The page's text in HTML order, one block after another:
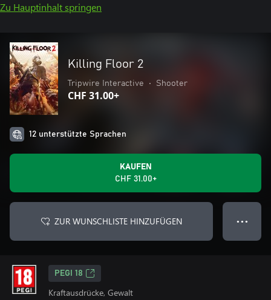
Zu Hauptinhalt springen
Killing Floor 2
Tripwire Interactive • Shooter
CHF 31.00+
12 unterstützte Sprachen
KAUFEN
CHF 31.00+
ZUR WUNSCHLISTE HINZUFÜGEN ● ● ●
PEGI 18
Kraftausdrücke, Gewalt